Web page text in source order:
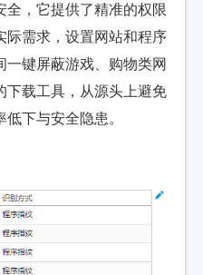
全，它提供了精准的权限
际需求，设置网站和程序
键屏蔽游戏、购物类网
下载工具，从源头上避免
下与安全隐患。